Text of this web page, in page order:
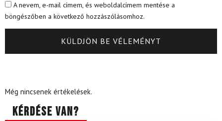
A nevem, e-mail címem, és weboldalcímem mentése a
böngészőben a következő hozzászólásomhoz.
Még nincsenek értékelések.
Kérdése van?